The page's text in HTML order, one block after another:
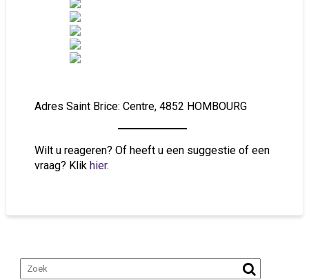
Adres Saint Brice: Centre, 4852 HOMBOURG
Wilt u reageren? Of heeft u een suggestie of een
vraag? Klik hier.